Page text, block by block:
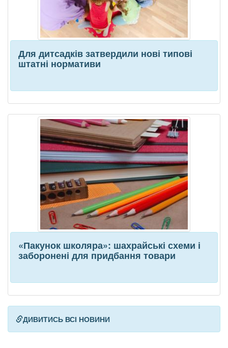
Для дитсадків затвердили нові типові
штатні нормативи
«Пакунок школяра»: шахрайські схеми і
заборонені для придбання товари
ДИВИТИСЬ ВСІ НОВИНИ